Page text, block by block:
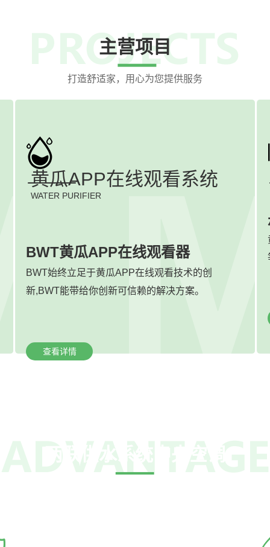
主营项目
打造舒适家，用心为您提供服务
黄瓜APP在线观看系统
WATER PURIFIER
BWT黄瓜APP在线观看器
BWT始终立足于黄瓜APP在线观看技术的创
新,BWT能带给你创新可信赖的解决方案。
查看详情
两联供水系统中央空调